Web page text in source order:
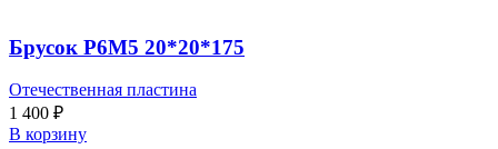
Брусок Р6М5 20*20*175
Отечественная пластина
1 400 ₽
В корзину